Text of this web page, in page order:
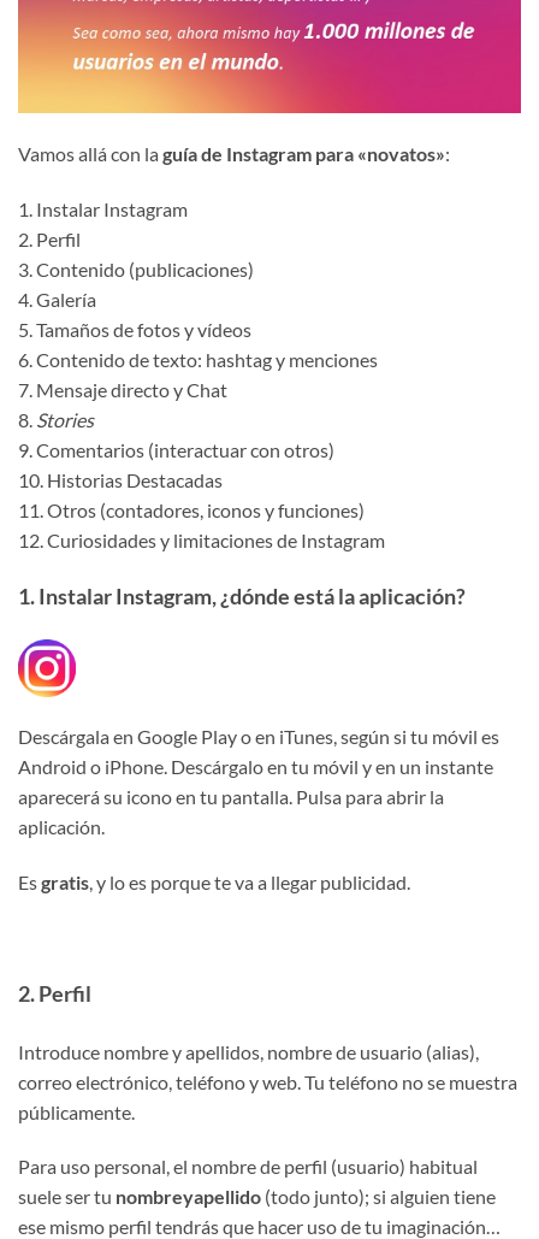
Vamos allá con la guía de Instagram para «novatos»:
1. Instalar Instagram
2. Perfil
3. Contenido (publicaciones)
4. Galería
5. Tamaños de fotos y vídeos
6. Contenido de texto: hashtag y menciones
7. Mensaje directo y Chat
8. Stories
9. Comentarios (interactuar con otros)
10. Historias Destacadas
11. Otros (contadores, iconos y funciones)
12. Curiosidades y limitaciones de Instagram
1. Instalar Instagram, ¿dónde está la aplicación?
Descárgala en Google Play o en iTunes, según si tu móvil es
Android o iPhone. Descárgalo en tu móvil y en un instante
aparecerá su icono en tu pantalla. Pulsa para abrir la
aplicación.
Esgratis, y lo es porque te va a llegar publicidad.
2. Perfil
Introduce nombre y apellidos, nombre de usuario (alias),
correo electrónico, teléfono y web. Tu teléfono no se muestra
públicamente.
Para uso personal, el nombre de perfil (usuario) habitual
suele ser tu nombreyapellido (todo junto); si alguien tiene
ese mismo perfil tendrás que hacer uso de tu imaginación…